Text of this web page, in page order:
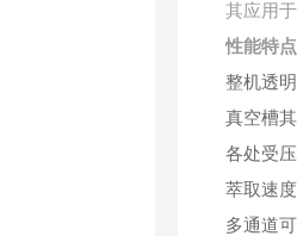
其应用
性能特点
整机透
真空槽
各处受
萃取速
多通道